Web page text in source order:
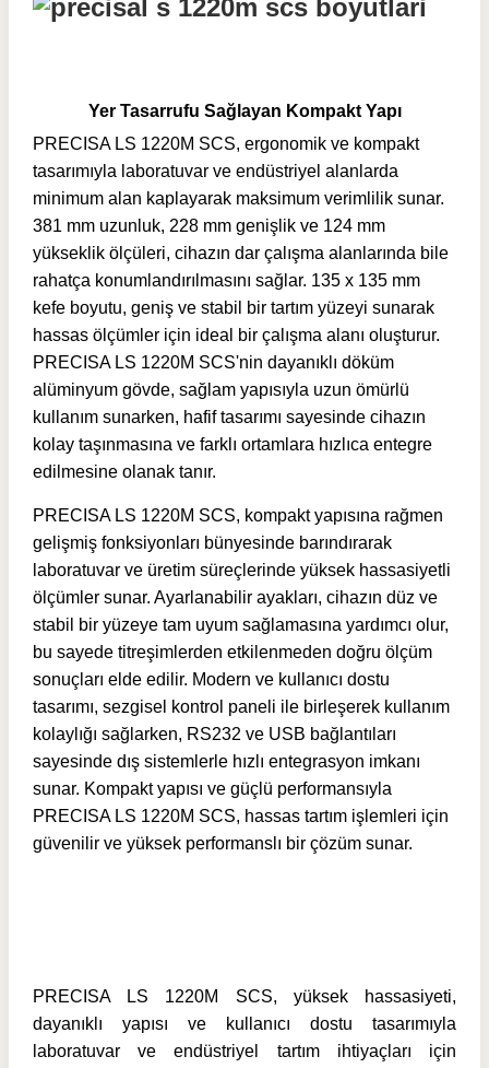
Yer Tasarrufu Sağlayan Kompakt Yapı
PRECISA LS 1220M SCS, ergonomik ve kompakt
tasarımıyla laboratuvar ve endüstriyel alanlarda
minimum alan kaplayarak maksimum verimlilik sunar.
381 mm uzunluk, 228 mm genişlik ve 124 mm
yükseklik ölçüleri, cihazın dar çalışma alanlarında bile
rahatça konumlandırılmasını sağlar. 135 x 135 mm
kefe boyutu, geniş ve stabil bir tartım yüzeyi sunarak
hassas ölçümler için ideal bir çalışma alanı oluşturur.
PRECISA LS 1220M SCS'nin dayanıklı döküm
alüminyum gövde, sağlam yapısıyla uzun ömürlü
kullanım sunarken, hafif tasarımı sayesinde cihazın
kolay taşınmasına ve farklı ortamlara hızlıca entegre
edilmesine olanak tanır.
PRECISA LS 1220M SCS, kompakt yapısına rağmen
gelişmiş fonksiyonları bünyesinde barındırarak
laboratuvar ve üretim süreçlerinde yüksek hassasiyetli
ölçümler sunar. Ayarlanabilir ayakları, cihazın düz ve
stabil bir yüzeye tam uyum sağlamasına yardımcı olur,
bu sayede titreşimlerden etkilenmeden doğru ölçüm
sonuçları elde edilir. Modern ve kullanıcı dostu
tasarımı, sezgisel kontrol paneli ile birleşerek kullanım
kolaylığı sağlarken, RS232 ve USB bağlantıları
sayesinde dış sistemlerle hızlı entegrasyon imkanı
sunar. Kompakt yapısı ve güçlü performansıyla
PRECISA LS 1220M SCS, hassas tartım işlemleri için
güvenilir ve yüksek performanslı bir çözüm sunar.
PRECISA LS 1220M SCS, yüksek hassasiyeti,
dayanıklı yapısı ve kullanıcı dostu tasarımıyla
laboratuvar ve endüstriyel tartım ihtiyaçları için